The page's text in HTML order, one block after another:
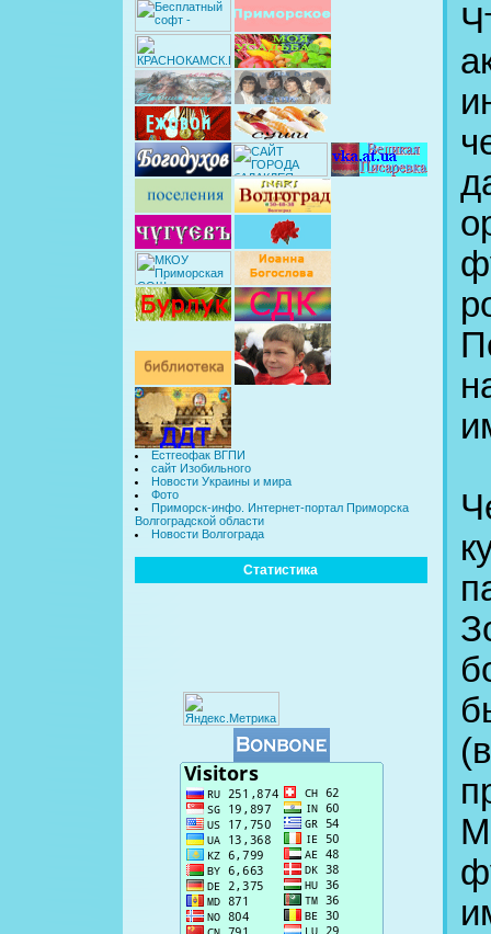
Естгеофак ВГПИ
сайт Изобильного
Новости Украины и мира
Фото
Приморск-инфо. Интернет-портал Приморска
Волгоградской области
Новости Волгограда
Статистика